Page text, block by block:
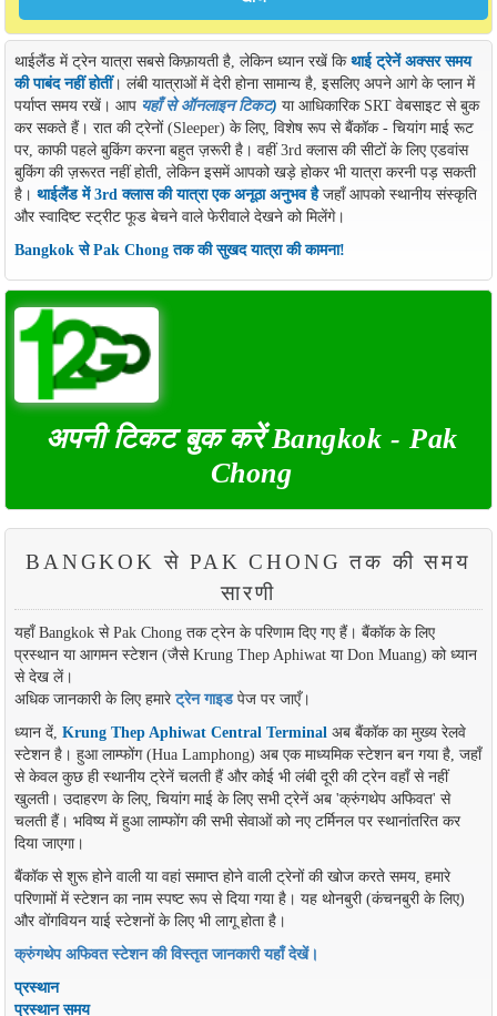
थाईलैंड में ट्रेन यात्रा सबसे किफ़ायती है, लेकिन ध्यान रखें किथाई ट्रेनें अक्सर समय
की पाबंद नहीं होतीं। लंबी यात्राओं में देरी होना सामान्य है, इसलिए अपने आगे के प्लान में
पर्याप्त समय रखें। आप यहाँ से ऑनलाइन टिकट) या आधिकारिक SRT वेबसाइट से बुक
कर सकते हैं। रात की ट्रेनों (Sleeper) के लिए, विशेष रूप से बैंकॉक - चियांग माई रूट
पर, काफी पहले बुकिंग करना बहुत ज़रूरी है। वहीं 3rd क्लास की सीटों के लिए एडवांस
बुकिंग की ज़रूरत नहीं होती, लेकिन इसमें आपको खड़े होकर भी यात्रा करनी पड़ सकती
है। थाईलैंड में 3rd क्लास की यात्रा एक अनूठा अनुभव हैजहाँ आपको स्थानीय संस्कृति
और स्वादिष्ट स्ट्रीट फूड बेचने वाले फेरीवाले देखने को मिलेंगे।
Bangkok से Pak Chong तक की सुखद यात्रा की कामना!
अपनी टिकट बुक करें Bangkok - Pak
Chong
BANGKOK से PAK CHONG तक की समय
सारणी
यहाँ Bangkok से Pak Chong तक ट्रेन के परिणाम दिए गए हैं। बैंकॉक के लिए
प्रस्थान या आगमन स्टेशन (जैसे Krung Thep Aphiwat या Don Muang) को ध्यान
से देख लें।
अधिक जानकारी के लिए हमारेट्रेन गाइडपेज पर जाएँ।
ध्यान दें, Krung Thep Aphiwat Central Terminalअब बैंकॉक का मुख्य रेलवे
स्टेशन है। हुआ लाम्फोंग (Hua Lamphong) अब एक माध्यमिक स्टेशन बन गया है, जहाँ
से केवल कुछ ही स्थानीय ट्रेनें चलती हैं और कोई भी लंबी दूरी की ट्रेन वहाँ से नहीं
खुलती। उदाहरण के लिए, चियांग माई के लिए सभी ट्रेनें अब 'क्रुंगथेप अफिवत' से
चलती हैं। भविष्य में हुआ लाम्फोंग की सभी सेवाओं को नए टर्मिनल पर स्थानांतरित कर
दिया जाएगा।
बैंकॉक से शुरू होने वाली या वहां समाप्त होने वाली ट्रेनों की खोज करते समय, हमारे
परिणामों में स्टेशन का नाम स्पष्ट रूप से दिया गया है। यह थोनबुरी (कंचनबुरी के लिए)
और वोंगवियन याई स्टेशनों के लिए भी लागू होता है।
क्रुंगथेप अफिवत स्टेशन की विस्तृत जानकारी यहाँ देखें।
प्रस्थान
प्रस्थान समय